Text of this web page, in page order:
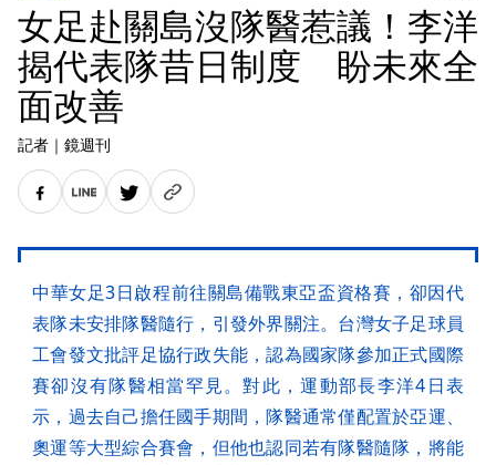
女足赴關島沒隊醫惹議！李洋
揭代表隊昔日制度 盼未來全
面改善
記者 ｜ 鏡週刊
中華女足3日啟程前往關島備戰東亞盃資格賽，卻因代
表隊未安排隊醫隨行，引發外界關注。台灣女子足球員
工會發文批評足協行政失能，認為國家隊參加正式國際
賽卻沒有隊醫相當罕見。對此，運動部長李洋4日表
示，過去自己擔任國手期間，隊醫通常僅配置於亞運、
奧運等大型綜合賽會，但他也認同若有隊醫隨隊，將能